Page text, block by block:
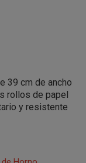
39 cm de ancho
rollos de papel
y resistente